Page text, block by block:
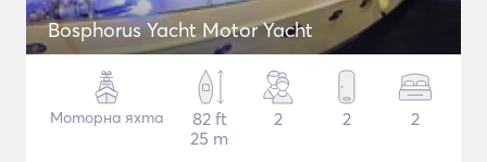
Bosphorus Yacht Motor Yacht
Моторна яхта
82 ft
25 m
2 2 2